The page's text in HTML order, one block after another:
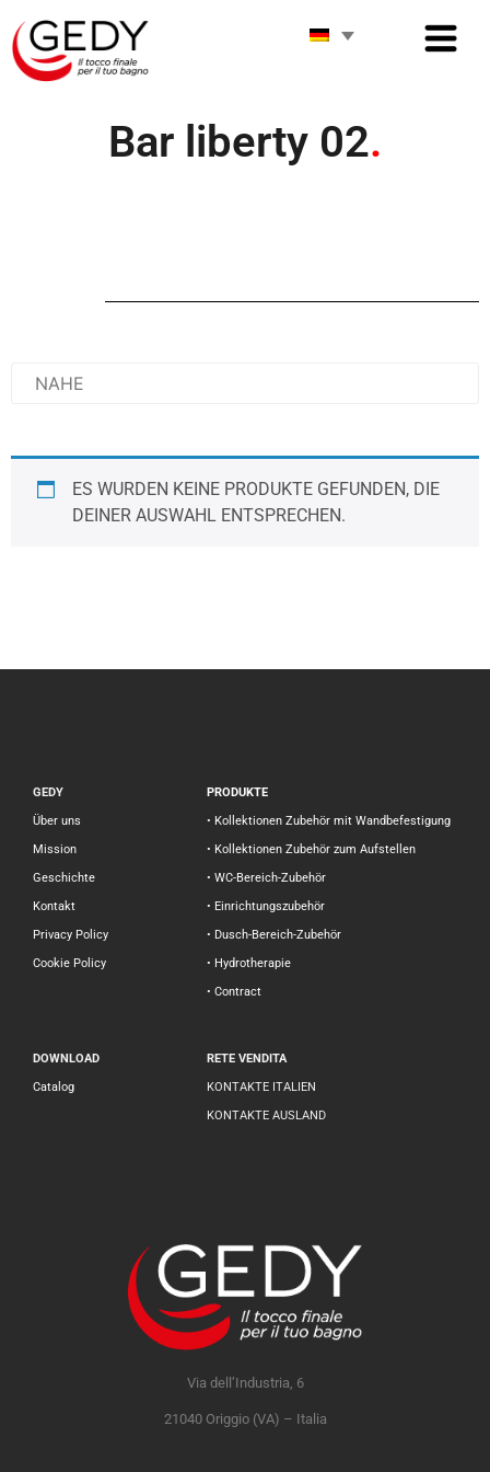
Bar liberty 02.
ES WURDEN KEINE PRODUKTE GEFUNDEN, DIE
DEINER AUSWAHL ENTSPRECHEN.
GEDY
Über uns
Mission
Geschichte
Kontakt
Privacy Policy
Cookie Policy
PRODUKTE
• Kollektionen Zubehör mit Wandbefestigung
• Kollektionen Zubehör zum Aufstellen
• WC-Bereich-Zubehör
• Einrichtungszubehör
• Dusch-Bereich-Zubehör
• Hydrotherapie
• Contract
DOWNLOAD
Catalog
RETE VENDITA
KONTAKTE ITALIEN
KONTAKTE AUSLAND
Via dell’Industria, 6
21040 Origgio (VA) – Italia